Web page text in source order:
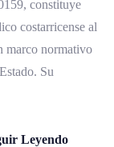
constituye
costarricense al
marco normativo
Su
Leyendo